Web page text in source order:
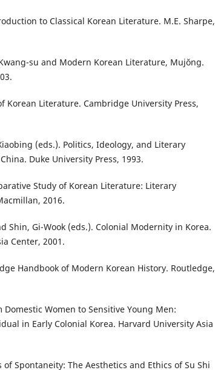
to Classical Korean Literature. M.E. Sharpe,
su and Modern Korean Literature, Mujŏng.
Korean Literature. Cambridge University Press,
(eds.). Politics, Ideology, and Literary
Duke University Press, 1993.
Study of Korean Literature: Literary
2016.
Shin, Gi-Wook (eds.). Colonial Modernity in Korea.
Center, 2001.
Handbook of Modern Korean History. Routledge,
Domestic Women to Sensitive Young Men:
in Early Colonial Korea. Harvard University Asia
of Spontaneity: The Aesthetics and Ethics of Su Shi